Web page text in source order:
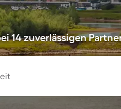
14 zuverlässigen